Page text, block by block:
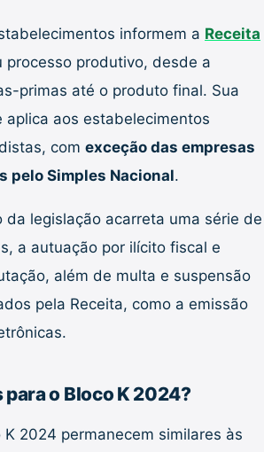
informem a Receita
processo produtivo, desde a
primas até o produto final. Sua
aos estabelecimentos
com exceção das empresas
pelo Simples Nacional.
da legislação acarreta uma série de
a autuação por ilícito fiscal e
além de multa e suspensão
pela Receita, como a emissão
para o Bloco K 2024?
K 2024 permanecem similares às